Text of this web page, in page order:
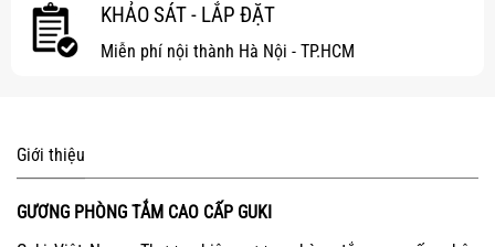
KHẢO SÁT - LẮP ĐẶT
Miễn phí nội thành Hà Nội - TP.HCM
Giới thiệu
GƯƠNG PHÒNG TẮM CAO CẤP GUKI